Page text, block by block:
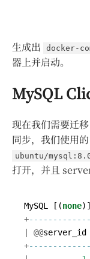
生成出 docker-
器上并启动。
MySQL
现在我们需要迁
同步，我们使用
ubuntu/
打开，并且
MySQL [(none)]
+
@@server_id
+